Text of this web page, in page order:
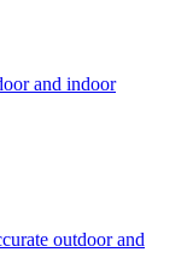
and indoor
outdoor and